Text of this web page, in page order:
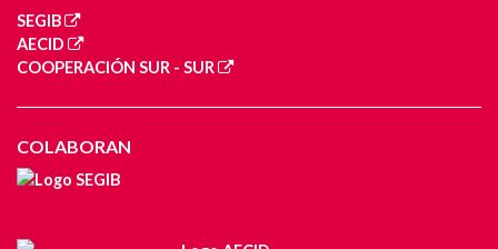
SEGIB
AECID
COOPERACIÓN SUR - SUR
COLABORAN